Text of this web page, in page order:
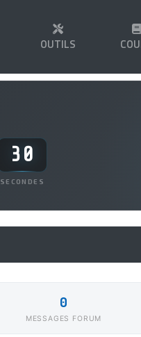
OUTILS
30
SECONDES
0
MESSAGES FORUM